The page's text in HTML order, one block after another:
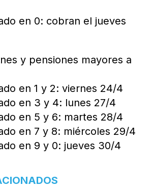
en 0: cobran el jueves
y pensiones mayores a
en 1 y 2: viernes 24/4
en 3 y 4: lunes 27/4
en 5 y 6: martes 28/4
en 7 y 8: miércoles 29/4
en 9 y 0: jueves 30/4